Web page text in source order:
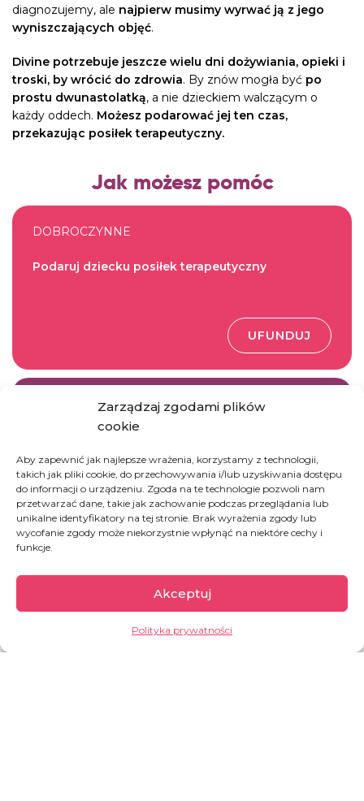
Zarządzaj zgodami plików
cookie
Aby zapewnić jak najlepsze wrażenia, korzystamy z technologii,
takich jak pliki cookie, do przechowywania i/lub uzyskiwania dostępu
do informacji o urządzeniu. Zgoda na te technologie pozwoli nam
przetwarzać dane, takie jak zachowanie podczas przeglądania lub
unikalne identyfikatory na tej stronie. Brak wyrażenia zgody lub
wycofanie zgody może niekorzystnie wpłynąć na niektóre cechy i
funkcje.
Akceptuj
Polityka prywatności
diagnozujemy, ale najpierw musimy wyrwać ją z jego
wyniszczających objęć.
Divine potrzebuje jeszcze wielu dni dożywiania, opieki i
troski, by wrócić do zdrowia. By znów mogła być po
prostu dwunastolatką, a nie dzieckiem walczącym o
każdy oddech. Możesz podarować jej ten czas,
przekazując posiłek terapeutyczny.
Jak możesz pomóc
DOBROCZYNNE
Podaruj dziecku posiłek terapeutyczny
UFUNDUJ
INWESTYCJA ŻYCIA
ZAINWESTUJ W ŻYCIE
PILNA POMOC
Zamień puste kalorie na pełnowartościowe